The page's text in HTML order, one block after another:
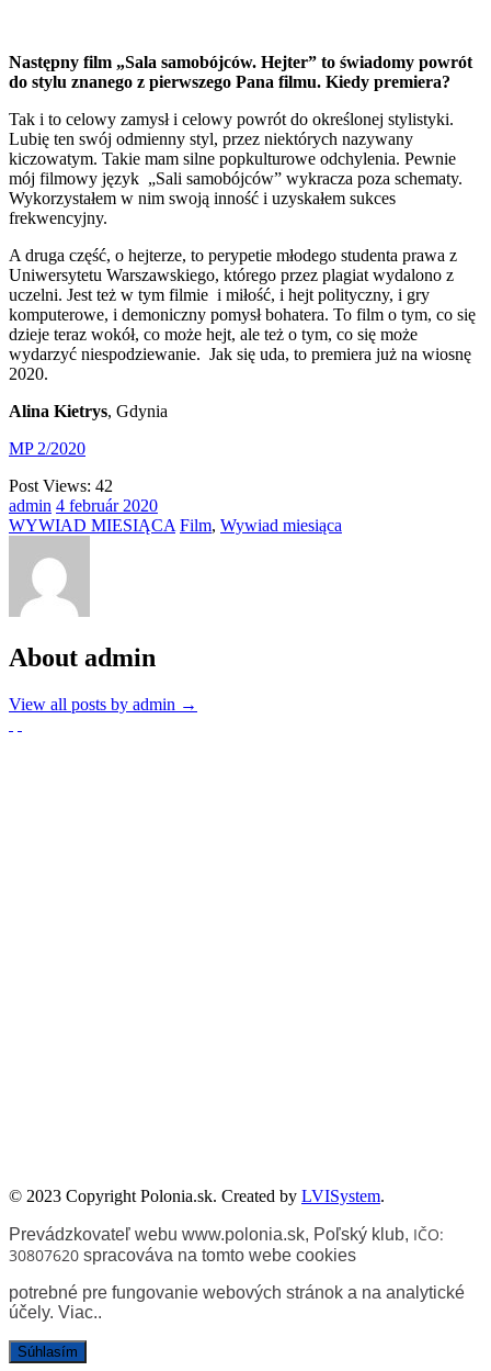
Następny film „Sala samobójców. Hejter” to świadomy powrót
do stylu znanego z pierwszego Pana filmu. Kiedy premiera?
Tak i to celowy zamysł i celowy powrót do określonej stylistyki.
Lubię ten swój odmienny styl, przez niektórych nazywany
kiczowatym. Takie mam silne popkulturowe odchylenia. Pewnie
mój filmowy język „Sali samobójców” wykracza poza schematy.
Wykorzystałem w nim swoją inność i uzyskałem sukces
frekwencyjny.
A druga część, o hejterze, to perypetie młodego studenta prawa z
Uniwersytetu Warszawskiego, którego przez plagiat wydalono z
uczelni. Jest też w tym filmie i miłość, i hejt polityczny, i gry
komputerowe, i demoniczny pomysł bohatera. To film o tym, co się
dzieje teraz wokół, co może hejt, ale też o tym, co się może
wydarzyć niespodziewanie. Jak się uda, to premiera już na wiosnę
2020.
Alina Kietrys, Gdynia
MP 2/2020
Post Views: 42
admin 4 február 2020
WYWIAD MIESIĄCA Film, Wywiad miesiąca
About admin
View all posts by admin →
© 2023 Copyright Polonia.sk. Created by LVISystem.
Prevádzkovateľ webu www.polonia.sk, Poľský klub, IČO:
30807620 spracováva na tomto webe cookies
potrebné pre fungovanie webových stránok a na analytické
účely. Viac..
Súhlasím